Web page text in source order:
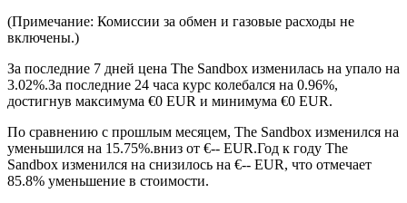
USDC фьючерсы
Фьючерсы с использованием USDC в качестве
(Примечание: Комиссии за обмен и газовые расходы не
включены.)
За последние 7 дней цена The Sandbox изменилась на упало на
3.02%.За последние 24 часа курс колебался на 0.96%,
достигнув максимума €0 EUR и минимума €0 EUR.
По сравнению с прошлым месяцем, The Sandbox изменился на
уменьшился на 15.75%.вниз от €-- EUR.Год к году The
Sandbox изменился на снизилось на €-- EUR, что отмечает
85.8% уменьшение в стоимости.